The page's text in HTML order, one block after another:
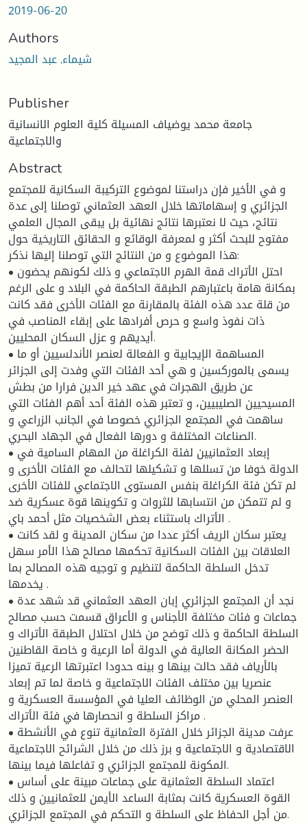
2019-06-20
Authors
شيماء, عبد المجيد
Publisher
جامعة محمد يوضياف المسيلة كلية العلوم الانسانية
والاجتماعية
Abstract
و في الأخير فإن دراستنا لموضوع التركيبة السكانية للمجتمع
الجزائري و إسهاماتها خلال العهد العثماني توصلنا إلى عدة
نتائج، حيث لا نعتبرها نتائج نهائية بل يبقى المجال العلمي
مفتوح للبحث أكثر و لمعرفة الوقائع و الحقائق التاريخية حول
هذا الموضوع و من النتائج التي توصلنا إليها نذكر:
• احتل الأتراك قمة الهرم الاجتماعي و ذلك لكونهم يحضون
بمكانة هامة باعتبارهم الطبقة الحاكمة في البلاد و على الرغم
من قلة عدد هذه الفئة بالمقارنة مع الفئات الأخرى فقد كانت
ذات نفوذ واسع و حرص أفرادها على إبقاء المناصب في
أيديهم و عزل السكان المحليين.
• المساهمة الإيجابية و الفعالة لعنصر الأندلسيين أو ما
يسمى بالموركسين و هي أحد الفئات التي وفدت إلى الجزائر
عن طريق الهجرات في عهد خير الدين فرارا من بطش
المسيحيين الصليبيين، و تعتبر هذه الفئة أحد أهم الفئات التي
ساهمت في المجتمع الجزائري خصوصا في الجانب الزراعي و
الصناعات المختلفة و دورها الفعال في الجهاد البحري.
• إبعاد العثمانيين لفئة الكراغلة من المهام السامية في
الدولة خوفا من تسللها و تشكيلها لتحالف مع الفئات الأخرى و
لم تكن فئة الكراغلة بنفس المستوى الاجتماعي للفئات الأخرى
و لم تتمكن من انتسابها للثروات و تكوينها قوة عسكرية ضد
الأتراك باستثناء بعض الشخصيات مثل أحمد باي .
• يعتبر سكان الريف أكثر عددا من سكان المدينة و لقد كانت
العلاقات بين الفئات السكانية تحكمها مصالح هذا الأمر سهل
تدخل السلطة الحاكمة لتنظيم و توجيه هذه المصالح بما
يخدمها .
• نجد أن المجتمع الجزائري إبان العهد العثماني قد شهد عدة
جماعات و فئات مختلفة الأجناس و الأعراق قسمت حسب مصالح
السلطة الحاكمة و ذلك توضح من خلال احتلال الطبقة الأتراك و
الحضر المكانة العالية في الدولة أما الرعية و خاصة القاطنين
بالأرياف فقد حالت بينها و بينه حدودا اعتبرتها الرعية تميزا
عنصريا بين مختلف الفئات الاجتماعية و خاصة لما تم إبعاد
العنصر المحلي من الوظائف العليا في المؤسسة العسكرية و
مراكز السلطة و انحصارها في فئة الأتراك .
• عرفت مدينة الجزائر خلال الفترة العثمانية تنوع في الأنشطة
الاقتصادية و الاجتماعية و برز ذلك من خلال الشرائح الاجتماعية
المكونة للمجتمع الجزائري و تفاعلها فيما بينها.
• اعتماد السلطة العثمانية على جماعات مبينة على أساس
القوة العسكرية كانت بمثابة الساعد الأيمن للعثمانيين و ذلك
من أجل الحفاظ على السلطة و التحكم في المجتمع الجزائري.